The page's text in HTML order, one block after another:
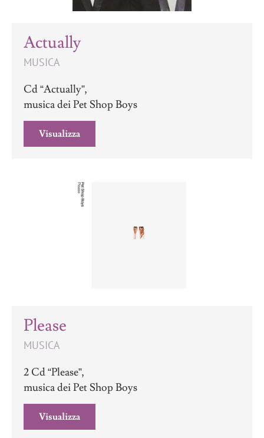
Actually
MUSICA
Cd “Actually”,
musica dei Pet Shop Boys
Visualizza
Please
MUSICA
2 Cd “Please”,
musica dei Pet Shop Boys
Visualizza